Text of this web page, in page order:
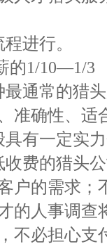
进行。
的1/10—1/3
通常的猎
准确性、适
有一定实
费的猎头
户的需求
的人事调
不必担心